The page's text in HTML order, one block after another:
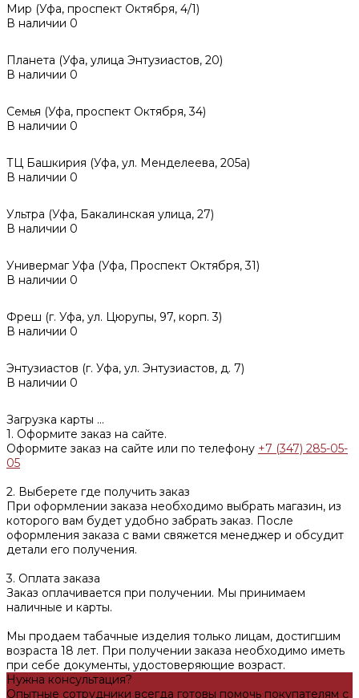
Мир (Уфа, проспект Октября, 4/1)
В наличии 0
Планета (Уфа, улица Энтузиастов, 20)
В наличии 0
Семья (Уфа, проспект Октября, 34)
В наличии 0
ТЦ Башкирия (Уфа, ул. Менделеева, 205а)
В наличии 0
Ультра (Уфа, Бакалинская улица, 27)
В наличии 0
Универмаг Уфа (Уфа, Проспект Октября, 31)
В наличии 0
Фреш (г‌. Уфа, ул. Цюрупы, 97, корп. 3)
В наличии 0
Энтузиастов (г. Уфа, ул. Энтузиастов, д. 7)
В наличии 0
Загрузка карты ...
1. Оформите заказ на сайте.
Оформите заказ на сайте или по телефону +7 (347) 285-05-
05
2. Выберете где получить заказ
При оформлении заказа необходимо выбрать магазин, из
которого вам будет удобно забрать заказ. После
оформления заказа с вами свяжется менеджер и обсудит
детали его получения.
3. Оплата заказа
Заказ оплачивается при получении. Мы принимаем
наличные и карты.
Мы продаем табачные изделия только лицам, достигшим
возраста 18 лет. При получении заказа необходимо иметь
при себе документы, удостоверяющие возраст.
Нужна консультация?
Опытные сотрудники всегда готовы помочь покупателям с